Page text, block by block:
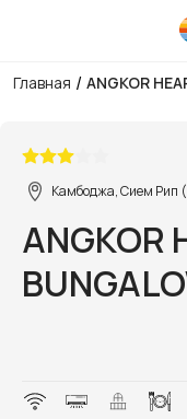
Главная / ANGKOR
Камбоджа, Сием Рип
ANGKOR